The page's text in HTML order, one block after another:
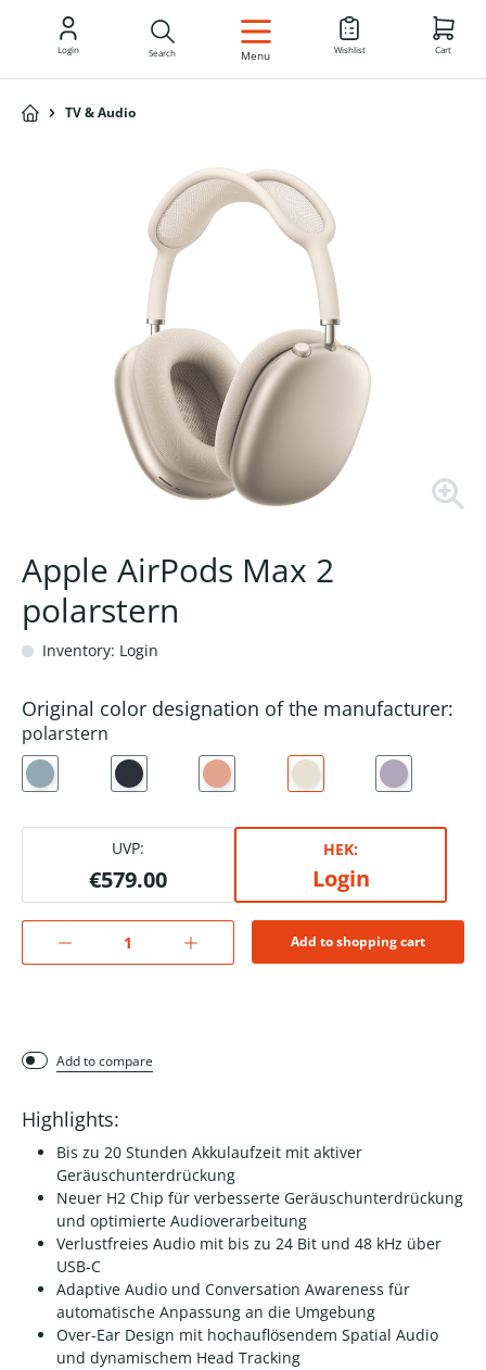
EN
Login Search Menu Wishlist Cart
TV & Audio
Apple AirPods Max 2
polarstern
Inventory: Login
Original color designation of the manufacturer:
polarstern
UVP:
€579.00
HEK:
Login
Add to shopping cart
Add to compare
Highlights:
Bis zu 20 Stunden Akkulaufzeit mit aktiver
Geräuschunterdrückung
Neuer H2 Chip für verbesserte Geräuschunterdrückung
und optimierte Audioverarbeitung
Verlustfreies Audio mit bis zu 24 Bit und 48 kHz über
USB-C
Adaptive Audio und Conversation Awareness für
automatische Anpassung an die Umgebung
Over-Ear Design mit hochauflösendem Spatial Audio
und dynamischem Head Tracking